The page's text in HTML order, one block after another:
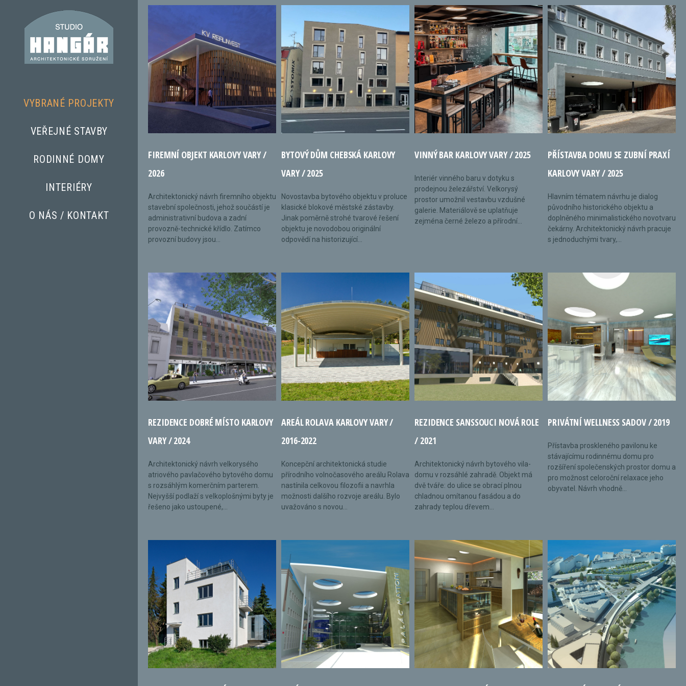
VYBRANÉ PROJEKTY
VEŘEJNÉ STAVBY
RODINNÉ DOMY
INTERIÉRY
O NÁS / KONTAKT
FIREMNÍ OBJEKT KARLOVY VARY /
2026
Architektonický návrh firemního objektu
stavební společnosti, jehož součástí je
administrativní budova a zadní
provozně-technické křídlo. Zatímco
provozní budovy jsou...
BYTOVÝ DŮM CHEBSKÁ KARLOVY
VARY / 2025
Novostavba bytového objektu v proluce
klasické blokové městské zástavby.
Jinak poměrně strohé tvarové řešení
objektu je novodobou originální
odpovědí na historizující...
VINNÝ BAR KARLOVY VARY / 2025
Interiér vinného baru v dotyku s
prodejnou železářství. Velkorysý
prostor umožnil vestavbu vzdušné
galerie. Materiálově se uplatňuje
zejména černé železo a přírodní...
PŘÍSTAVBA DOMU SE ZUBNÍ PRAXÍ
KARLOVY VARY / 2025
Hlavním tématem návrhu je dialog
původního historického objektu a
doplněného minimalistického novotvaru
čekárny. Architektonický návrh pracuje
s jednoduchými tvary,...
REZIDENCE DOBRÉ MÍSTO KARLOVY
VARY / 2024
Architektonický návrh velkorysého
atriového pavlačového bytového domu
s rozsáhlým komerčním parterem.
Nejvyšší podlaží s velkoplošnými byty je
řešeno jako ustoupené,...
AREÁL ROLAVA KARLOVY VARY /
2016-2022
Koncepční architektonická studie
přírodního volnočasového areálu Rolava
nastínila celkovou filozofii a navrhla
možnosti dalšího rozvoje areálu. Bylo
uvažováno s novou...
REZIDENCE SANSSOUCI NOVÁ ROLE
/ 2021
Architektonický návrh bytového vila-
domu v rozsáhlé zahradě. Objekt má
dvě tváře: do ulice se obrací plnou
chladnou omítanou fasádou a do
zahrady teplou dřevem...
PRIVÁTNÍ WELLNESS SADOV / 2019
Přístavba proskleného pavilonu ke
stávajícímu rodinnému domu pro
rozšíření společenských prostor domu a
pro možnost celoroční relaxace jeho
obyvatel. Návrh vhodně...